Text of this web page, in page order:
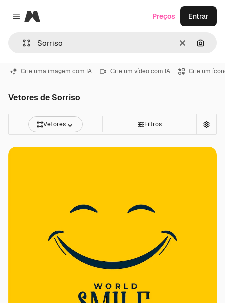
Close menu
Magnific
Limpar
Preços Entrar
Crie uma imagem com IA Crie um vídeo com IA Crie um
Vetores de Sorriso
Vetores Filtros